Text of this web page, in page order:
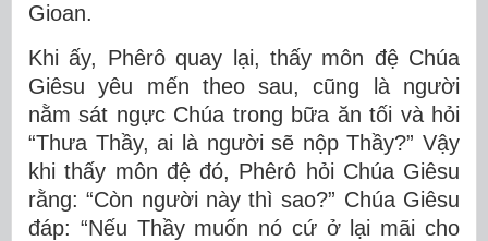
Gioan.
Khi ấy, Phêrô quay lại, thấy môn đệ Chúa
Giêsu yêu mến theo sau, cũng là người
nằm sát ngực Chúa trong bữa ăn tối và hỏi
“Thưa Thầy, ai là người sẽ nộp Thầy?” Vậy
khi thấy môn đệ đó, Phêrô hỏi Chúa Giêsu
rằng: “Còn người này thì sao?” Chúa Giêsu
đáp: “Nếu Thầy muốn nó cứ ở lại mãi cho